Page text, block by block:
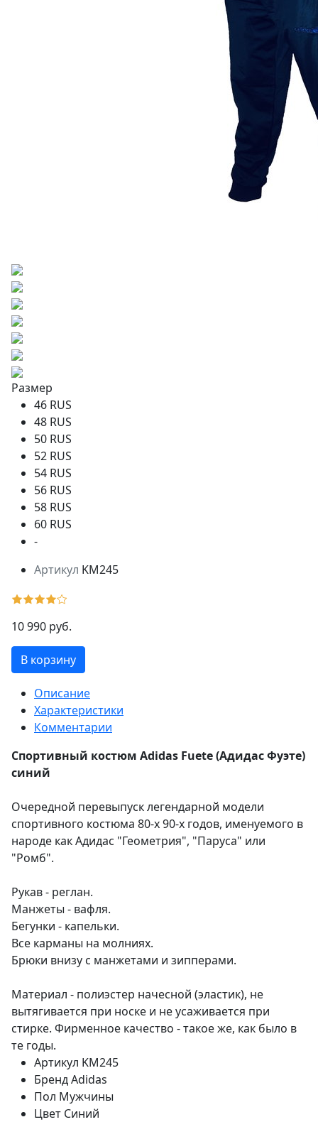
Размер
46 RUS
48 RUS
50 RUS
52 RUS
54 RUS
56 RUS
58 RUS
60 RUS
-
Артикул KM245
10 990 руб.
В корзину
Описание
Характеристики
Комментарии
Спортивный костюм Adidas Fuete (Адидаc Фуэте)
синий
Очередной перевыпуск легендарной модели
спортивного костюма 80-х 90-х годов, именуемого в
народе как Адидас "Геометрия", "Паруса" или
"Ромб".
Рукав - реглан.
Манжеты - вафля.
Бегунки - капельки.
Все карманы на молниях.
Брюки внизу с манжетами и зипперами.
Материал - полиэстер начесной (эластик), не
вытягивается при носке и не усаживается при
стирке. Фирменное качество - такое же, как было в
те годы.
Артикул KM245
БрендAdidas
Пол Мужчины
Цвет Синий